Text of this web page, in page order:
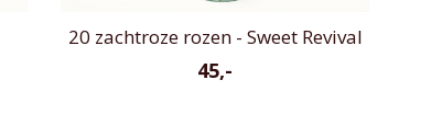
20 zachtroze rozen - Sweet Revival
45,-